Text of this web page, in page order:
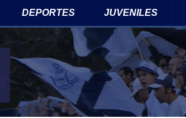
DEPORTES JUVENILES